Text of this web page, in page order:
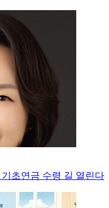
초연금 수령 길 열린다